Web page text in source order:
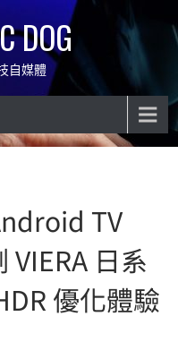
DOG
自媒體
TV
VIERA 日系
優化體驗